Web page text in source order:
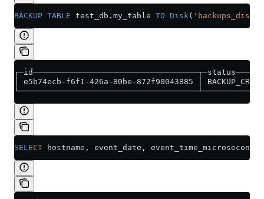
BACKUP TABLE test_db . my_table TO Disk( 'backups_disk'
│ e5b74ecb-f6f1-426a-80be-872f90043885 │
SELECT hostname, event_date,